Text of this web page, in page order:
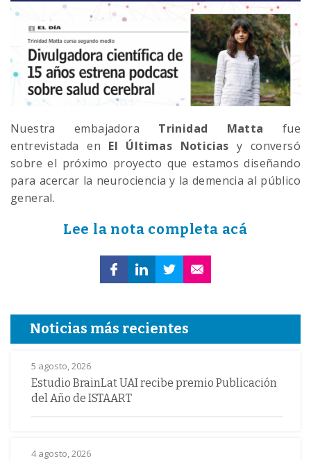
Nuestra embajadora Trinidad Matta fue
entrevistada en El Últimas Noticias y conversó
sobre el próximo proyecto que estamos diseñando
para acercar la neurociencia y la demencia al público
general.
Lee la nota completa acá
Noticias más recientes
5 agosto, 2026
Estudio BrainLat UAI recibe premio Publicación
del Año de ISTAART
4 agosto, 2026